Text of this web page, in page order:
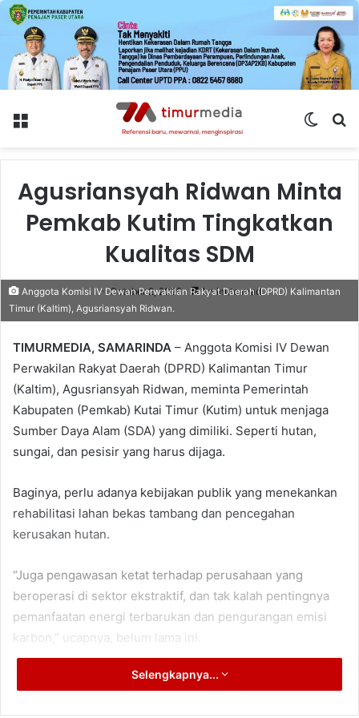
Menu
Switch
Agusriansyah Ridwan Minta
Pemkab Kutim Tingkatkan
Kualitas SDM
October 2, 2025 1 minute read
Anggota Komisi IV Dewan Perwakilan Rakyat Daerah (DPRD) Kalimantan
Timur (Kaltim), Agusriansyah Ridwan.
TIMURMEDIA, SAMARINDA – Anggota Komisi IV Dewan
Perwakilan Rakyat Daerah (DPRD) Kalimantan Timur
(Kaltim), Agusriansyah Ridwan, meminta Pemerintah
Kabupaten (Pemkab) Kutai Timur (Kutim) untuk menjaga
Sumber Daya Alam (SDA) yang dimiliki. Seperti hutan,
sungai, dan pesisir yang harus dijaga.
Baginya, perlu adanya kebijakan publik yang menekankan
rehabilitasi lahan bekas tambang dan pencegahan
kerusakan hutan.
“Juga pengawasan ketat terhadap perusahaan yang
beroperasi di sektor ekstraktif, dan tak kalah pentingnya
pemanfaatan energi terbarukan dan pengurangan emisi
karbon,” ucapnya, belum lama ini.
Politisi Partai Keadilan Sejahtera (PKS) itu mengingatkan,
Selengkapnya...